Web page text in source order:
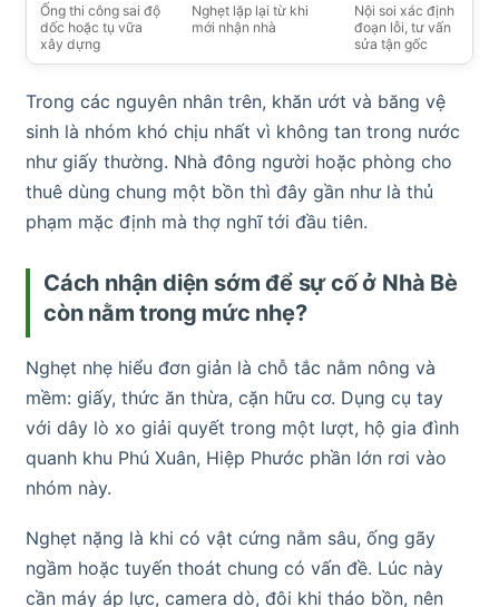
Ống thi công sai độ
dốc hoặc tụ vữa
xây dựng
Nghẹt lặp lại từ khi
mới nhận nhà
Nội soi xác định
đoạn lỗi, tư vấn
sửa tận gốc
Trong các nguyên nhân trên, khăn ướt và băng vệ
sinh là nhóm khó chịu nhất vì không tan trong nước
như giấy thường. Nhà đông người hoặc phòng cho
thuê dùng chung một bồn thì đây gần như là thủ
phạm mặc định mà thợ nghĩ tới đầu tiên.
Cách nhận diện sớm để sự cố ở Nhà Bè
còn nằm trong mức nhẹ?
Nghẹt nhẹ hiểu đơn giản là chỗ tắc nằm nông và
mềm: giấy, thức ăn thừa, cặn hữu cơ. Dụng cụ tay
với dây lò xo giải quyết trong một lượt, hộ gia đình
quanh khu Phú Xuân, Hiệp Phước phần lớn rơi vào
nhóm này.
Nghẹt nặng là khi có vật cứng nằm sâu, ống gãy
ngầm hoặc tuyến thoát chung có vấn đề. Lúc này
cần máy áp lực, camera dò, đôi khi tháo bồn, nên